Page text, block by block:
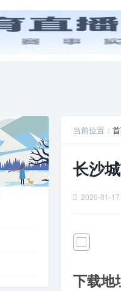
娱乐八卦 安卓游戏
当前位置：
长沙
2020-01-17
下载地